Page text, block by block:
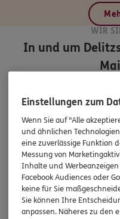
WIR
In und um
Einstellungen zum
Wenn Sie auf "Alle
und ähnlichen
eine zuverlässige Funktion
Messung von
Inhalte und
Facebook Audiences oder
keine für Sie
Sie können Ihre
anpassen. Näheres zu den